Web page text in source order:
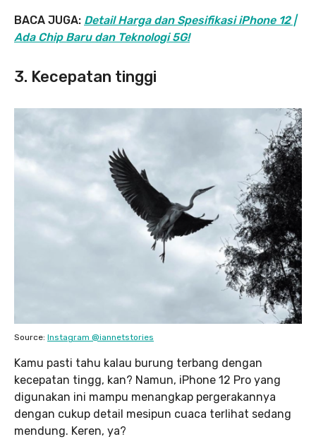
BACA JUGA: Detail Harga dan Spesifikasi iPhone 12 |
Ada Chip Baru dan Teknologi 5G!
3. Kecepatan tinggi
Source: Instagram @iannetstories
Kamu pasti tahu kalau burung terbang dengan
kecepatan tingg, kan? Namun, iPhone 12 Pro yang
digunakan ini mampu menangkap pergerakannya
dengan cukup detail mesipun cuaca terlihat sedang
mendung. Keren, ya?